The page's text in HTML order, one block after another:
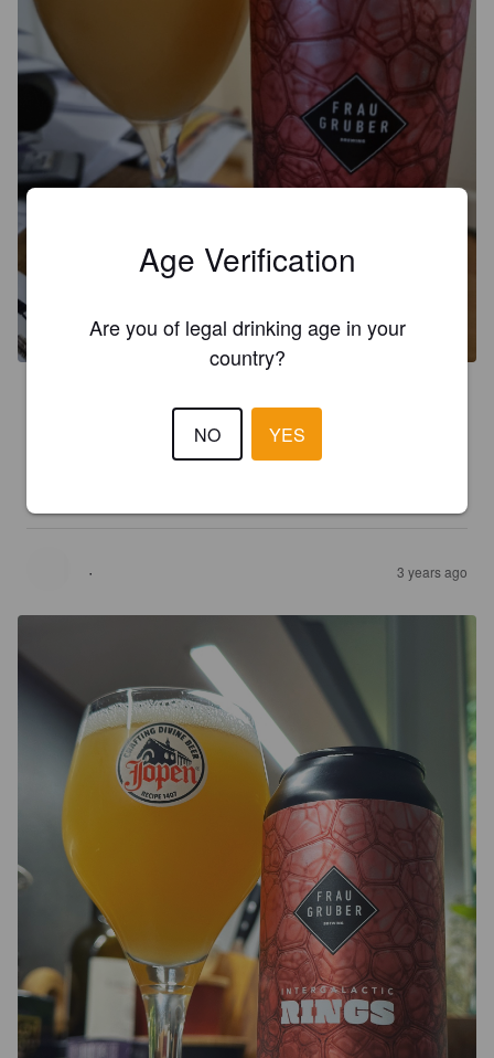
Citra Inconito ja huikea Nectaron humalina eli odotukset
korkealla niin juoman kuin panimon osalta 😍
· 3 years ago
Age Verification
Are you of legal drinking age in your
country?
NO YES